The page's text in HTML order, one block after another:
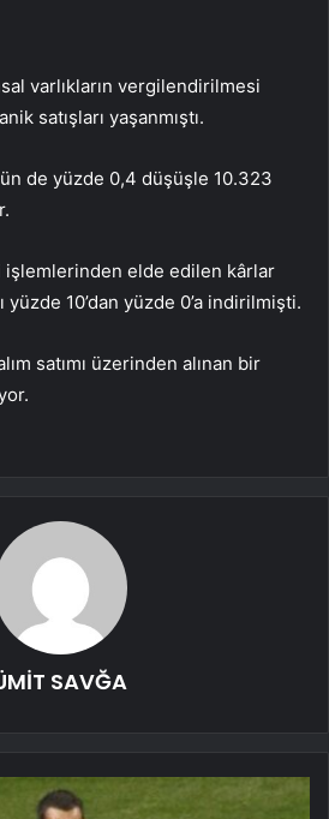
varlıkların vergilendirilmesi
satışları yaşanmıştı.
de yüzde 0,4 düşüşle 10.323
işlemlerinden elde edilen kârlar
10’dan yüzde 0’a indirilmişti.
satımı üzerinden alınan bir
SAVĞA